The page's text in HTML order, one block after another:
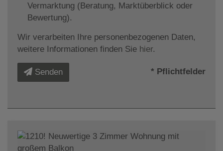
Vermarktung (Beratung, Marktüberblick oder
Bewertung).
Wir verarbeiten Ihre personenbezogenen Daten,
weitere Informationen finden Sie hier.
Senden * Pflichtfelder